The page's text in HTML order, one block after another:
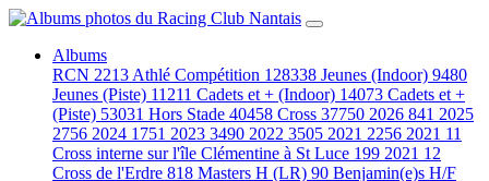
Albums
RCN 2213 Athlé Compétition 128338 Jeunes (Indoor) 9480
Jeunes (Piste) 11211 Cadets et + (Indoor) 14073 Cadets et +
(Piste) 53031 Hors Stade 40458 Cross 37750 2026 841 2025
2756 2024 1751 2023 3490 2022 3505 2021 2256 2021 11
Cross interne sur l'île Clémentine à St Luce 199 2021 12
Cross de l'Erdre 818 Masters H (LR) 90 Benjamin(e)s H/F